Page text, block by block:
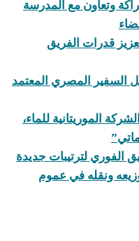
وتعاون مع المدرسة
قدرات الفريق
السفير المصري المعتمد
الموريتانية للماء،
الفوري لترتيبات جديدة
ونقله في عموم